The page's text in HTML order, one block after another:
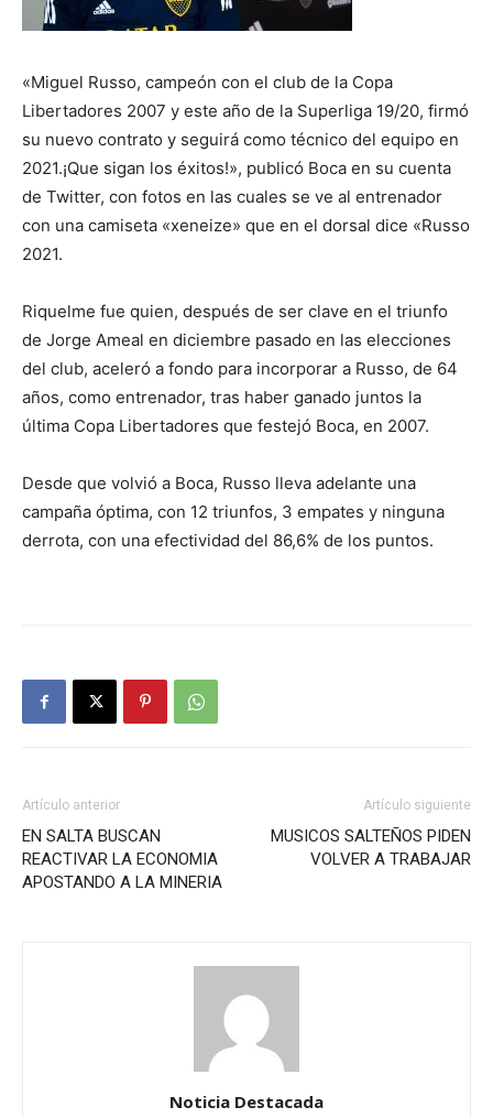
«Miguel Russo, campeón con el club de la Copa
Libertadores 2007 y este año de la Superliga 19/20, firmó
su nuevo contrato y seguirá como técnico del equipo en
2021.¡Que sigan los éxitos!», publicó Boca en su cuenta
de Twitter, con fotos en las cuales se ve al entrenador
con una camiseta «xeneize» que en el dorsal dice «Russo
2021.
Riquelme fue quien, después de ser clave en el triunfo
de Jorge Ameal en diciembre pasado en las elecciones
del club, aceleró a fondo para incorporar a Russo, de 64
años, como entrenador, tras haber ganado juntos la
última Copa Libertadores que festejó Boca, en 2007.
Desde que volvió a Boca, Russo lleva adelante una
campaña óptima, con 12 triunfos, 3 empates y ninguna
derrota, con una efectividad del 86,6% de los puntos.
Artículo anterior
EN SALTA BUSCAN
REACTIVAR LA ECONOMIA
APOSTANDO A LA MINERIA
Artículo siguiente
MUSICOS SALTEÑOS PIDEN
VOLVER A TRABAJAR
Noticia Destacada